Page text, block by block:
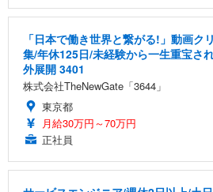
「日本で働き世界と繋がる!」動画ク
集/年休125日/未経験から一生重宝さ
外展開 3401
株式会社TheNewGate「3644」
東京都
月給30万円～70万円
正社員